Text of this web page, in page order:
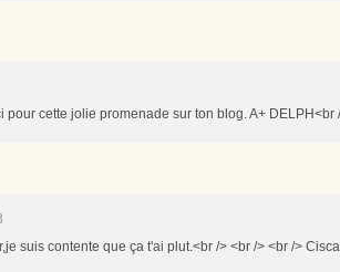
pour cette jolie promenade sur ton blog. A+ DELPH<br
suis contente que ça t'ai plut.<br /> <br /> <br />